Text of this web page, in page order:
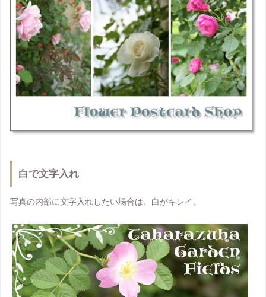
白で文字入れ
写真の内部に文字入れしたい場合は、白がキレイ。